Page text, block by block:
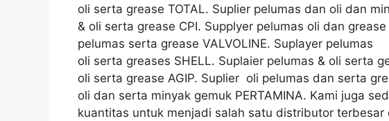
oli serta grease TOTAL. Suplier pelumas dan oli dan
& oli serta grease CPI. Supplyer pelumas oli dan
pelumas serta grease VALVOLINE. Suplayer pelumas
oli serta greases SHELL. Suplaier pelumas & oli serta
oli serta grease AGIP. Suplier oli pelumas dan serta
oli dan serta minyak gemuk PERTAMINA. Kami juga
kuantitas untuk menjadi salah satu distributor